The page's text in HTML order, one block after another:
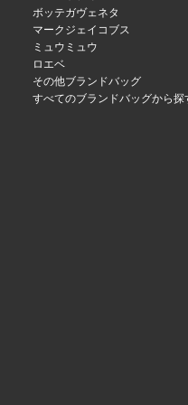
ボッテガヴェネタ
マークジェイコブス
ミュウミュウ
ロエベ
その他ブランドバッグ
すべてのブランドバッグから探